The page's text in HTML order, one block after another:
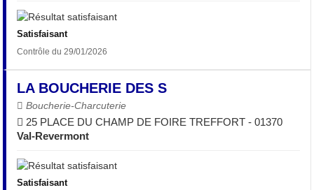
Satisfaisant
Contrôle du 29/01/2026
LA BOUCHERIE DES S
Boucherie-Charcuterie
25 PLACE DU CHAMP DE FOIRE TREFFORT - 01370
Val-Revermont
Satisfaisant